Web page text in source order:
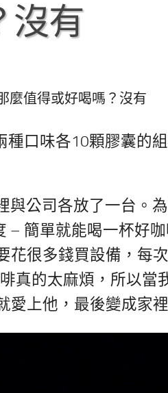
沒有
麼值得或好喝嗎？沒有
口味各10顆膠囊的
與公司各放了一台。
– 簡單就能喝一杯好
花很多錢買設備，每
真的太麻煩，所以當
上他，最後變成家